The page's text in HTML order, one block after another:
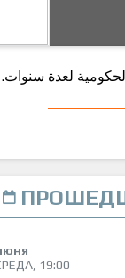
لعدة سنوات.
19:00